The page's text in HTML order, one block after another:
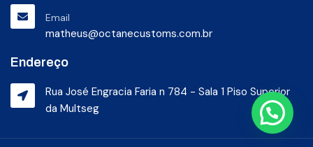
Email
matheus@octanecustoms.com.br
Endereço
Rua José Engracia Faria n 784 - Sala 1 Piso Superior
da Multseg